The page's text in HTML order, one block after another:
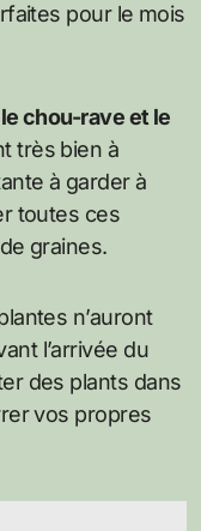
pour le mois
chou-rave et le
très bien à
à garder à
toutes ces
graines.
n’auront
l’arrivée du
des plants dans
vos propres